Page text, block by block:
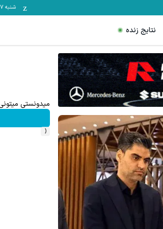
شنبه ۱۷ مرداد
نتایج زنده
ثبت نام کنید
ترید EURUSD با اسپرد از صفر پیپ
‹